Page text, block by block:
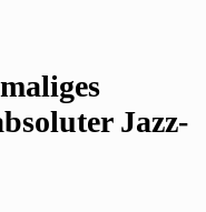
Jazz-